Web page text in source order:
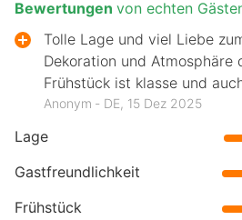
Lage
Gastfreundlichkeit
Frühstück
Bewertungen von echten
Tolle Lage und viel Liebe
Dekoration und Atmosphäre
Frühstück ist klasse und
Anonym ‐ DE, 15 Dez 2025